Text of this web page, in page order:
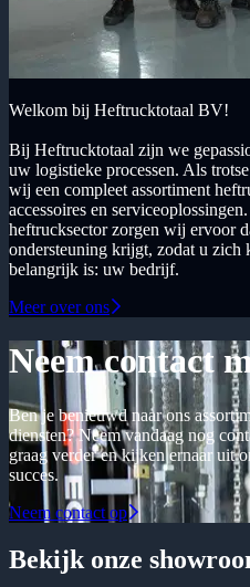
Welkom bij Heftrucktotaal BV!
Bij Heftrucktotaal zijn we
uw logistieke processen. Als
wij een compleet assortiment
accessoires en
heftrucksector zorgen wij ervoor
ondersteuning krijgt, zodat u zich
belangrijk is: uw bedrijf.
Meer over ons
Neem contact
Ben je benieuwd naar ons
diensten? Neem vandaag nog
graag verder en kijken ernaar uit
succes.
Neem contact op
Bekijk onze